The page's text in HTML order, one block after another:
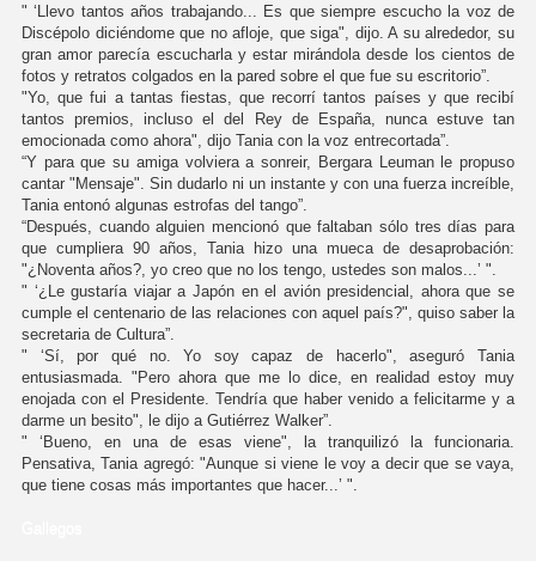
" ‘Llevo tantos años trabajando... Es que siempre escucho la voz de
Discépolo diciéndome que no afloje, que siga", dijo. A su alrededor, su
gran amor parecía escucharla y estar mirándola desde los cientos de
fotos y retratos colgados en la pared sobre el que fue su escritorio”.
"Yo, que fui a tantas fiestas, que recorrí tantos países y que recibí
tantos premios, incluso el del Rey de España, nunca estuve tan
emocionada como ahora", dijo Tania con la voz entrecortada”.
“Y para que su amiga volviera a sonreir, Bergara Leuman le propuso
cantar "Mensaje". Sin dudarlo ni un instante y con una fuerza increíble,
Tania entonó algunas estrofas del tango”.
“Después, cuando alguien mencionó que faltaban sólo tres días para
que cumpliera 90 años, Tania hizo una mueca de desaprobación:
"¿Noventa años?, yo creo que no los tengo, ustedes son malos...’ ".
" ‘¿Le gustaría viajar a Japón en el avión presidencial, ahora que se
cumple el centenario de las relaciones con aquel país?", quiso saber la
secretaria de Cultura”.
" ‘Sí, por qué no. Yo soy capaz de hacerlo", aseguró Tania
entusiasmada. "Pero ahora que me lo dice, en realidad estoy muy
enojada con el Presidente. Tendría que haber venido a felicitarme y a
darme un besito", le dijo a Gutiérrez Walker”.
" ‘Bueno, en una de esas viene", la tranquilizó la funcionaria.
Pensativa, Tania agregó: "Aunque si viene le voy a decir que se vaya,
que tiene cosas más importantes que hacer...’ ".